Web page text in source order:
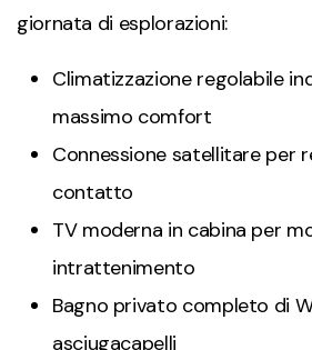
giornata di esplorazioni:
Climatizzazione regolabile
massimo comfort
Connessione satellitare per
contatto
TV moderna in cabina per
intrattenimento
Bagno privato completo di
asciugacapelli